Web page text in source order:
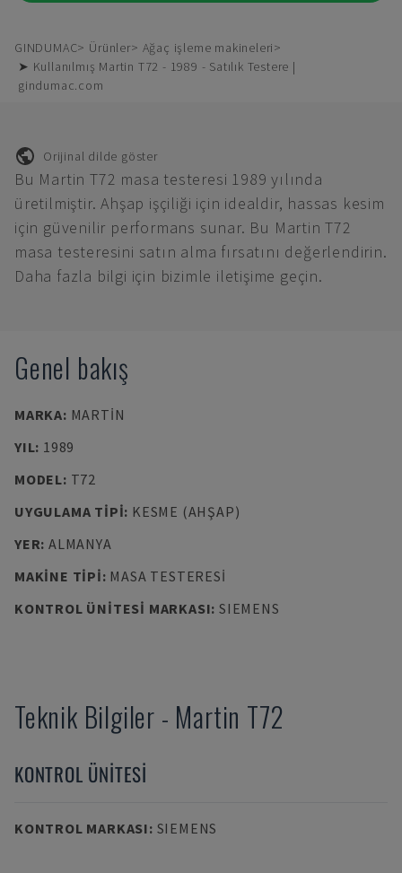
GINDUMAC Ürünler
Ağaç işleme makineleri
➤ Kullanılmış Martin T72 - 1989 - Satılık Testere |
gindumac.com
Orijinal dilde göster
Bu Martin T72 masa testeresi 1989 yılında
üretilmiştir. Ahşap işçiliği için idealdir, hassas kesim
için güvenilir performans sunar. Bu Martin T72
masa testeresini satın alma fırsatını değerlendirin.
Daha fazla bilgi için bizimle iletişime geçin.
Genel bakış
MARKA: MARTIN
YIL: 1989
MODEL: T72
UYGULAMA TIPI: KESME (AHŞAP)
YER: ALMANYA
MAKINE TIPI: MASA TESTERESI
KONTROL ÜNITESI MARKASI: SIEMENS
Teknik Bilgiler - Martin T72
KONTROL ÜNITESI
KONTROL MARKASI: SIEMENS